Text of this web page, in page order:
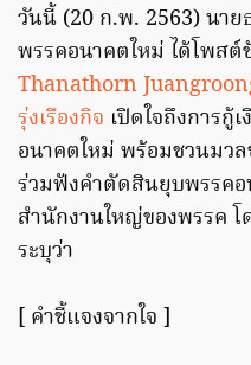
วันนี้ (20 ก.พ. 2563) นาย
พรรคอนาคตใหม่ ได้โพส
Thanathorn
รุ่งเรืองกิจ เปิดใจถึงการกู้
อนาคตใหม่ พร้อมชวนม
ร่วมฟังคำตัดสินยุบพรรค
สำนักงานใหญ่ของพรรค
ระบุว่า
[ คำชี้แจงจากใจ ]